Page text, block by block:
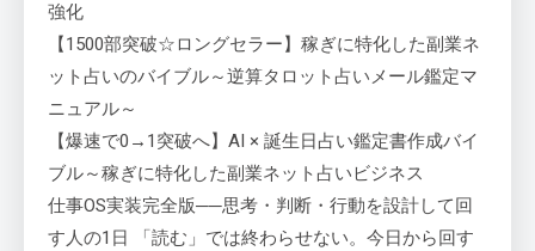
強化
【1500部突破☆ロングセラー】稼ぎに特化した副業ネ
ット占いのバイブル～逆算タロット占いメール鑑定マ
ニュアル～
【爆速で0→1突破へ】AI × 誕生日占い鑑定書作成バイ
ブル～稼ぎに特化した副業ネット占いビジネス
仕事OS実装完全版──思考・判断・行動を設計して回
す人の1日 「読む」では終わらせない。今日から回す